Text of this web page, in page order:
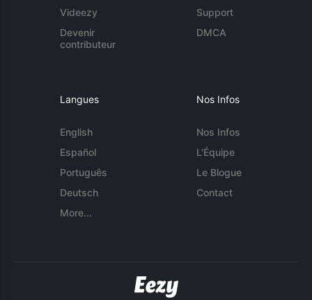
Videezy
Devenir
contributeur
Support
DMCA
Langues
English
Español
Português
Deutsch
More...
Nos Infos
Nos Infos
L'Équipe
Le Blogue
Contact